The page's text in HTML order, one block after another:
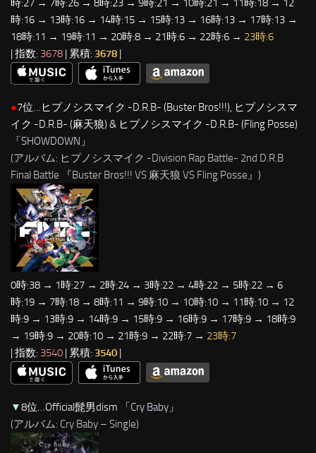
時:27 → 7時:26 → 8時:23 → 9時:21 → 10時:21 → 11時:18 → 12
時:16 → 13時:16 → 14時:15 → 15時:13 → 16時:13 → 17時:13 →
18時:11 → 19時:11 → 20時:8 → 21時:6 → 22時:6 → 23時:6
| 指数: 3678 | 累積: 3678 |
●7位…ヒプノシスマイク -D.R.B- (Buster Bros!!!), ヒプノシスマ
イク -D.R.B- (麻天狼) & ヒプノシスマイク -D.R.B- (Fling Posse)
「 SHOWDOWN 」
(アルバム: ヒプノシスマイク -Division Rap Battle- 2nd D.R.B
Final Battle 『Buster Bros!!! VS 麻天狼 VS Fling Posse』)
0時:38 → 1時:27 → 2時:24 → 3時:22 → 4時:22 → 5時:22 → 6
時:19 → 7時:18 → 8時:11 → 9時:10 → 10時:10 → 11時:10 → 12
時:9 → 13時:9 → 14時:9 → 15時:9 → 16時:9 → 17時:9 → 18時:9
→ 19時:9 → 20時:10 → 21時:9 → 22時:7 → 23時:7
| 指数: 3540 | 累積: 3540
▼8位…Official髭男dism 「Cry Baby 」
(アルバム: Cry Baby – Single)